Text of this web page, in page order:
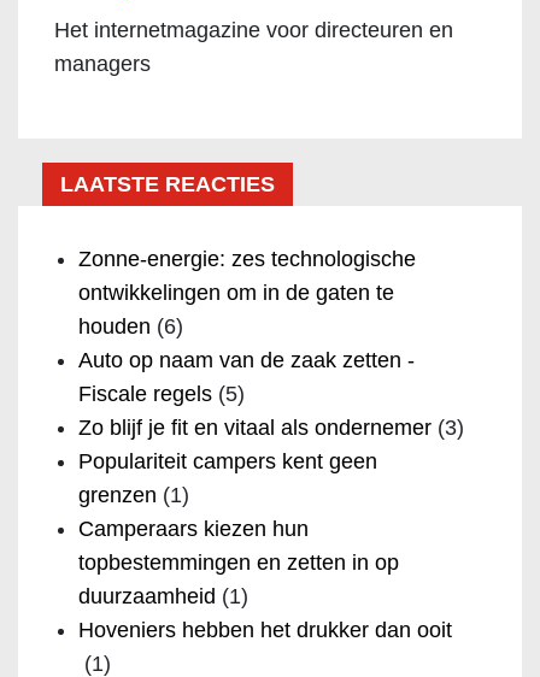
Het internetmagazine voor directeuren en
managers
LAATSTE REACTIES
Zonne-energie: zes technologische
ontwikkelingen om in de gaten te
houden (6)
Auto op naam van de zaak zetten -
Fiscale regels (5)
Zo blijf je fit en vitaal als ondernemer (3)
Populariteit campers kent geen
grenzen (1)
Camperaars kiezen hun
topbestemmingen en zetten in op
duurzaamheid (1)
Hoveniers hebben het drukker dan ooit
(1)